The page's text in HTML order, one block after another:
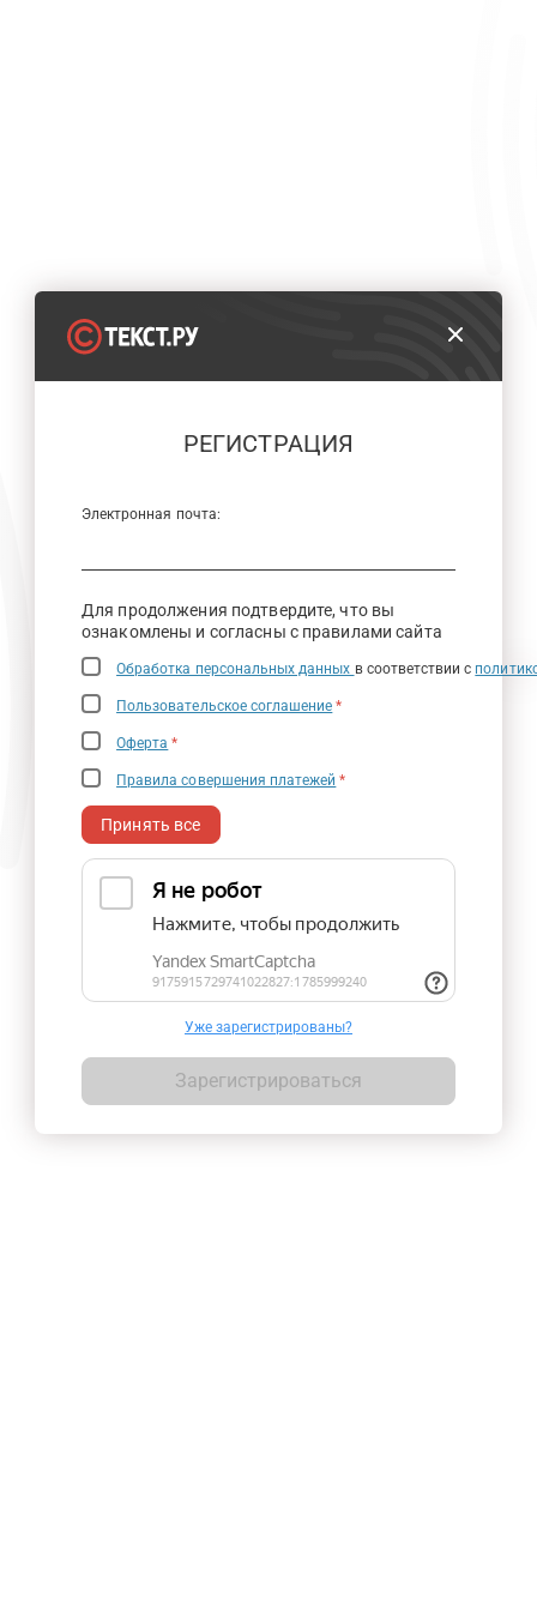
РЕГИСТРАЦИЯ
Электронная почта:
Для продолжения подтвердите, что вы
ознакомлены и согласны с правилами сайта
Обработка персональных данных в соответствии с
Пользовательское соглашение *
Оферта *
Правила совершения платежей *
Принять все
Уже зарегистрированы?
Зарегистрироваться